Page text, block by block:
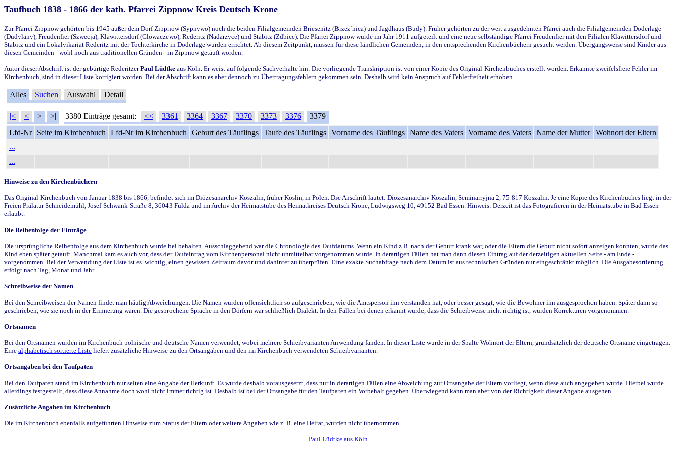
Taufbuch 1838 - 1866 der kath. Pfarrei Zippnow Kreis Deutsch Krone
Zur Pfarrei Zippnow gehörten bis 1945 außer dem Dorf Zippnow (Sypnywo) noch die beiden Filialgemeinden Briesenitz (Brzez`nica) und Jagdhaus (Budy). Früher gehörten zu der weit ausgedehnten Pfarrei auch die Filialgemeinden Doderlage
(Dudylany), Freudenfier (Szwecja), Klawittersdorf (Glowaczewo), Rederitz (Nadarzyce) und Stabitz (Zdbice). Die Pfarrei Zippnow wurde im Jahr 1911 aufgeteilt und eine neue selbständige Pfarrei Freudenfier mit den Filialen Klawittersdorf und
Stabitz und ein Lokalvikariat Rederitz mit der Tochterkirche in Doderlage wurden errichtet. Ab diesem Zeitpunkt, müssen für diese ländlichen Gemeinden, in den entsprechenden Kirchenbüchern gesucht werden. Übergangsweise sind Kinder aus
diesen Gemeinden - wohl noch aus traditionellen Gründen - in Zippnow getauft worden.
Autor dieser Abschrift ist der gebürtige RederitzerPaul Lüdtke aus Köln. Er weist auf folgende Sachverhalte hin: Die vorliegende Transkription ist von einer Kopie des Original-Kirchenbuches erstellt worden. Erkannte zweifelsfreie Fehler im
Kirchenbuch, sind in dieser Liste korrigiert worden. Bei der Abschrift kann es aber dennoch zu Übertragungsfehlern gekommen sein. Deshalb wird kein Anspruch auf Fehlerfreiheit erhoben.
Alles Suchen Auswahl Detail
|< < > >| 3380 Einträge gesamt: << 3361 3364 3367 3370 3373 3376
3379
Lfd-Nr
Seite im Kirchenbuch Lfd-Nr im Kirchenbuch Geburt des Täuflings Taufe des Täuflings Vorname des Täuflings Name des Vaters Vorname des Vaters Name der Mutter Wohnort der Eltern
...
...
Hinweise zu den Kirchenbüchern
Das Original-Kirchenbuch von Januar 1838 bis 1866, befindet sich im Diözesanarchiv Koszalin, früher Köslin, in Polen. Die Anschrift lautet: Diözesanarchiv Koszalin, Seminarryjna 2, 75-817 Koszalin. Je eine Kopie des Kirchenbuches liegt in der
Freien Prälatur Schneidemühl, Josef-Schwank-Straße 8, 36043 Fulda und im Archiv der Heimatstube des Heimatkreises Deutsch Krone, Ludwigsweg 10, 49152 Bad Essen. Hinweis: Derzeit ist das Fotografieren in der Heimatstube in Bad Essen
erlaubt.
Die Reihenfolge der Einträge
Die ursprüngliche Reihenfolge aus dem Kirchenbuch wurde bei behalten. Ausschlaggebend war die Chronologie des Taufdatums. Wenn ein Kind z.B. nach der Geburt krank war, oder die Eltern die Geburt nicht sofort anzeigen konnten, wurde das
Kind eben später getauft. Manchmal kam es auch vor, dass der Taufeintrag vom Kirchenpersonal nicht unmittelbar vorgenommen wurde. In derartigen Fällen hat man dann diesen Eintrag auf der derzeitigen aktuellen Seite - am Ende -
vorgenommen. Bei der Verwendung der Liste ist es wichtig, einen gewissen Zeitraum davor und dahinter zu überprüfen. Eine exakte Suchabfrage nach dem Datum ist aus technischen Gründen nur eingeschränkt möglich. Die Ausgabesortierung
erfolgt nach Tag, Monat und Jahr.
Schreibweise der Namen
Bei den Schreibweisen der Namen findet man häufig Abweichungen. Die Namen wurden offensichtlich so aufgeschrieben, wie die Amtsperson ihn verstanden hat, oder besser gesagt, wie die Bewohner ihn ausgesprochen haben. Später dann so
geschrieben, wie sie noch in der Erinnerung waren. Die gesprochene Sprache in den Dörfern war schließlich Dialekt. In den Fällen bei denen erkannt wurde, dass die Schreibweise nicht richtig ist, wurden Korrekturen vorgenommen.
Ortsnamen
Bei den Ortsnamen wurden im Kirchenbuch polnische und deutsche Namen verwendet, wobei mehrere Schreibvarianten Anwendung fanden. In dieser Liste wurde in der Spalte Wohnort der Eltern, grundsätzlich der deutsche Ortsname eingetragen.
Eine alphabetisch sortierte Liste liefert zusätzliche Hinweise zu den Ortsangaben und den im Kirchenbuch verwendeten Schreibvarianten.
Ortsangaben bei den Taufpaten
Bei den Taufpaten stand im Kirchenbuch nur selten eine Angabe der Herkunft. Es wurde deshalb vorausgesetzt, dass nur in derartigen Fällen eine Abweichung zur Ortsangabe der Eltern vorliegt, wenn diese auch angegeben wurde. Hierbei wurde
allerdings festgestellt, dass diese Annahme doch wohl nicht immer richtig ist. Deshalb ist bei der Ortsangabe für den Taufpaten ein Vorbehalt gegeben. Überwiegend kann man aber von der Richtigkeit dieser Angabe ausgehen.
Zusätzliche Angaben im Kirchenbuch
Die im Kirchenbuch ebenfalls aufgeführten Hinweise zum Status der Eltern oder weitere Angaben wie z. B. eine Heirat, wurden nicht übernommen.
Paul Lüdtke aus Köln